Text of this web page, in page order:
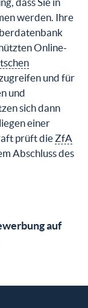
werden. Ihre
Online-
und für
und
sich dann
einer
prüft die ZfA
Abschluss des
auf